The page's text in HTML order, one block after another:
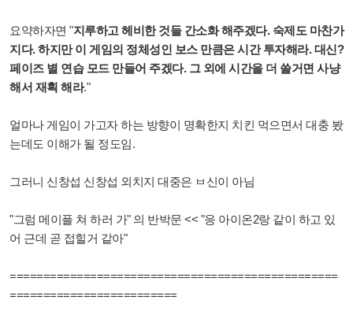
요약하자면 "지루하고 헤비한 것들 간소화 해주겠다. 숙제도 마찬가
지다. 하지만 이 게임의 정체성인 보스 만큼은 시간 투자해라. 대신?
페이즈 별 연습 모드 만들어 주겠다. 그 외에 시간을 더 쓸거면 사냥
해서 재획 해라."
얼마나 게임이 가고자 하는 방향이 명확한지 치킨 먹으면서 대충 봤
는데도 이해가 될 정도임.
그러니 신창섭 신창섭 외치지 대중은 ㅂ신이 아님
"그럼 메이플 쳐 하러 가" 의 반박문 << "응 아이온2랑 같이 하고 있
어 근데 곧 접힐거 같아"
=================================================
=========================